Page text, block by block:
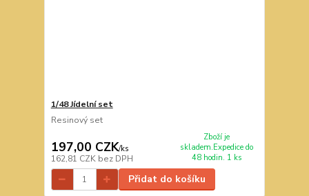
1/48 Jídelní set
Resinový set
197,00 CZK/ks
162,81 CZK bez DPH
Zboží je
skladem.Expedice do
48 hodin. 1 ks
Přidat do košíku